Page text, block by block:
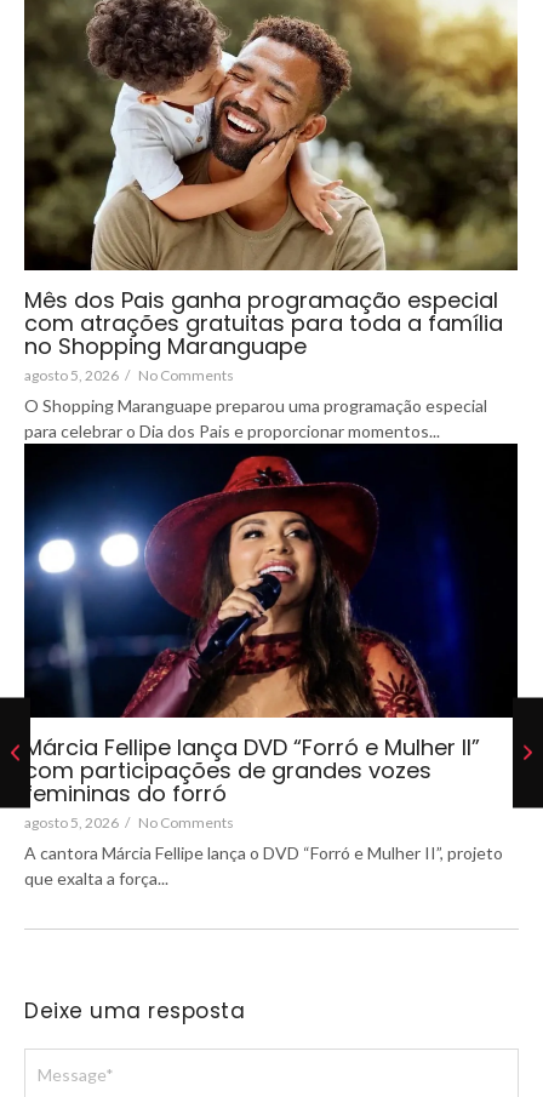
Mês dos Pais ganha programação especial
com atrações gratuitas para toda a família
no Shopping Maranguape
agosto 5, 2026 / No Comments
O Shopping Maranguape preparou uma programação especial
para celebrar o Dia dos Pais e proporcionar momentos...
Márcia Fellipe lança DVD “Forró e Mulher II”
com participações de grandes vozes
femininas do forró
agosto 5, 2026 / No Comments
A cantora Márcia Fellipe lança o DVD “Forró e Mulher II”, projeto
que exalta a força...
Deixe uma resposta